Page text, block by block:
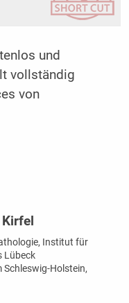
und
vollständig
von
Institut für
Lübeck
Holstein,